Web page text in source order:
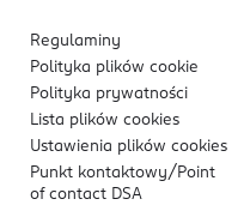
Regulaminy
Polityka plików cookie
Polityka prywatności
Lista plików cookies
Ustawienia plików cookies
Punkt kontaktowy/ Point
of contact DSA